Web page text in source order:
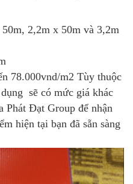
2,2m x 50m và 3,2m
78.000vnd/m2 Tùy thuộc
sẽ có mức giá khác
Phát Đạt Group để nhận
hiện tại bạn đã sẵn sàng